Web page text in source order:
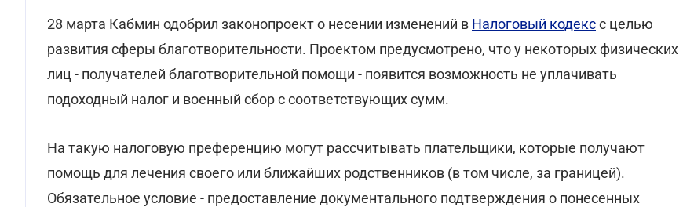
28 марта Кабмин одобрил законопроект о несении изменений в Налоговый кодексс целью
развития сферы благотворительности. Проектом предусмотрено, что у некоторых физических
лиц - получателей благотворительной помощи - появится возможность не уплачивать
подоходный налог и военный сбор с соответствующих сумм.
На такую налоговую преференцию могут рассчитывать плательщики, которые получают
помощь для лечения своего или ближайших родственников (в том числе, за границей).
Обязательное условие - предоставление документального подтверждения о понесенных